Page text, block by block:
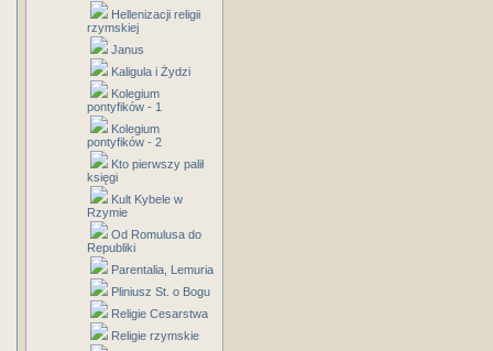
Hellenizacji religii
rzymskiej
Janus
Kaligula i Żydzi
Kolegium
pontyfików - 1
Kolegium
pontyfików - 2
Kto pierwszy palił
księgi
Kult Kybele w
Rzymie
Od Romulusa do
Republiki
Parentalia, Lemuria
Pliniusz St. o Bogu
Religie Cesarstwa
Religie rzymskie